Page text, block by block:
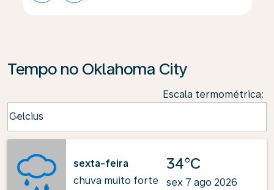
Tempo no Oklahoma City
Escala termométrica:
Celcius
keyboard_arrow_down
sexta-feira
chuva muito forte
34°C
sex 7 ago 2026